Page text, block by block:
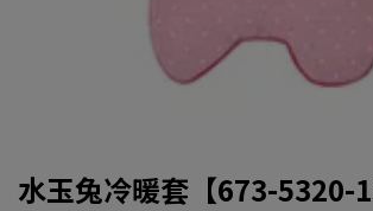
水玉兔冷暖套【673-5320-